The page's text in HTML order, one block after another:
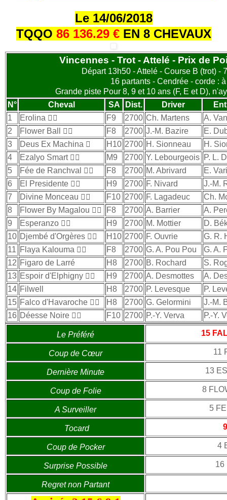
Le 14/06/2018
TQQO 86 136.29 € EN 8 CHEVAUX
Vincennes - Trot - Attelé - Prix de
Départ 13h50 - Attelé - Course B (trot) -
16 partants - Cendrée - corde :
Grande piste Pour 8, 9 et 10 ans (F, E et D),
N°
Cheval SA Dist. Driver
1
Erolina  F9 2700 Ch. Martens
A.
2
Flower Ball  F8 2700 J.-M. Bazire
E.
3
Deus Ex Machina  H10 2700 H. Sionneau
H.
4
Ezalyo Smart  M9 2700 Y. Lebourgeois P. L.
5
Fée de Ranchval  F8 2700 M. Abrivard
E.
6
El Presidente  H9 2700 F. Nivard
J.-M.
7
Divine Monceau  F10 2700 F. Lagadeuc
Ch.
8
Flower By Magalou  F8 2700 A. Barrier
A.
9
Esperanzo  H9 2700 M. Mottier
D.
10 Djembé d'Orgères  H10 2700 F. Ouvrie
G. R.
11 Flaya Kalouma  F8 2700 G. A. Pou Pou
G. A.
12 Figaro de Larré H8 2700 B. Rochard
S.
13 Espoir d'Elphigny  H9 2700 A. Desmottes
A.
14 Filwell H8 2700 P. Levesque
P.
15 Falco d'Havaroche  H8 2700 G. Gelormini
J.-M.
16 Déesse Noire  F10 2700 P.-Y. Verva P.-Y.
Le Préféré 15
Coup de Cœur 11
Dernière Minute 13
Coup de Folie 8
A Surveiller 5
Tocard
Coup de Pocker 4
Surprise Possible 16
Regret non Partant